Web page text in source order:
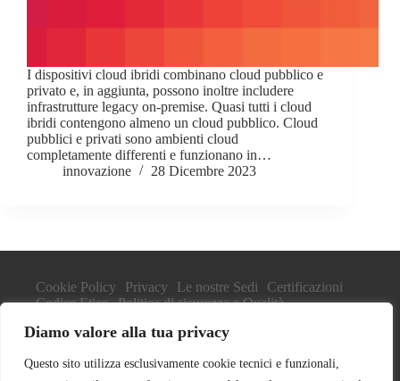
Diamo valore alla tua privacy
Questo sito utilizza esclusivamente cookie tecnici e funzionali,
I dispositivi cloud ibridi combinano cloud pubblico e
privato e, in aggiunta, possono inoltre includere
infrastrutture legacy on-premise. Quasi tutti i cloud
ibridi contengono almeno un cloud pubblico. Cloud
pubblici e privati sono ambienti cloud
completamente differenti e funzionano in…
innovazione
28 Dicembre 2023
Cookie Policy Privacy Le nostre Sedi
Certificazioni
Codice Etico Politica di sicurezza e Qualità
Sede legale via Cefalonia 14 20156 Milano. Headquarter via